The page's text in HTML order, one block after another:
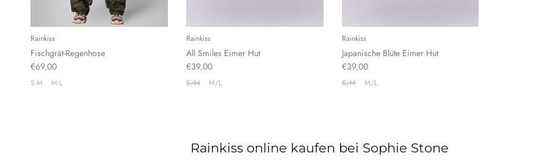
Rainkiss
Fischgrät-Regenhose
€69,00
S-M M-L
Rainkiss
All Smiles Eimer Hut
€39,00
S/M M/L
Rainkiss
Japanische Blüte Eimer Hut
€39,00
S/M M/L
Rainkiss online kaufen bei Sophie Stone